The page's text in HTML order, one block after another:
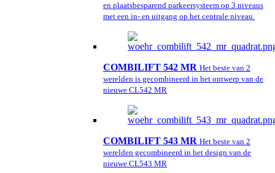
en plaatsbesparend parkeersysteem op 3 niveaus
met een in- en uitgang op het centrale niveau.
COMBILIFT 542 MR Het beste van 2
werelden is gecombineerd in het ontwerp van de
nieuwe CL542 MR
COMBILIFT 543 MR Het beste van 2
werelden gecombineerd in het design van de
nieuwe CL543 MR